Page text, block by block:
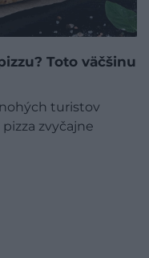
Toto väčšinu
turistov
zvyčajne